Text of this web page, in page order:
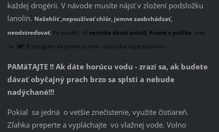
každej drogérii. V návode musíte nájsť v zložení podsložku
lanolín. Nežehliť ,nepoužívať chlór, jemne zaobchádzať,
neodstreďovať.Po použití, už netreba dávať aviváž. Pranie v práčke max
na 30° C, program na jemné pranie - ktorý iba húpe bubnom .
PAMäTAJTE !! Ak dáte horúcu vodu - zrazí sa, ak budete
dávať obyčajný prach brzo sa splstí a nebude
nadýchané!!!
Pokial sa jedná o vetšie znečistenie, využite čistiareň.
Zľahka preperte a vypláchajte vo vlažnej vode. Volno